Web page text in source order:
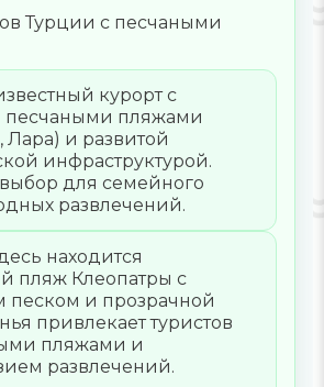
Турции с песчаными
курорт с
пляжами
и развитой
инфраструктурой.
для семейного
развлечений.
находится
пляж Клеопатры с
песком и прозрачной
привлекает туристов
пляжами и
развлечений.